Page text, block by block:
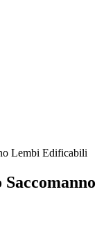
Lembi Edificabili